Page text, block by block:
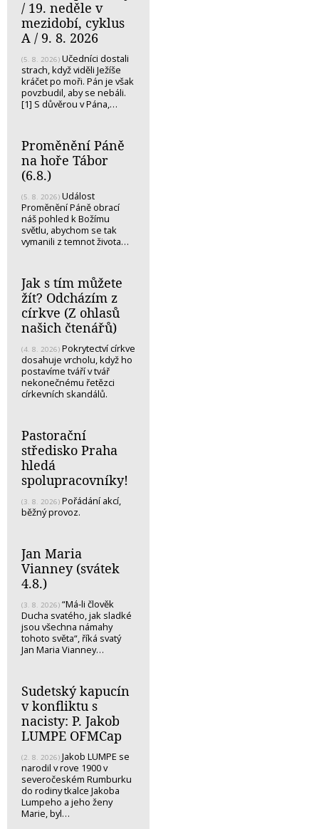
/ 19. neděle v
mezidobí, cyklus
A / 9. 8. 2026
(5. 8. 2026) Učedníci dostali
strach, když viděli Ježíše
kráčet po moři. Pán je však
povzbudil, aby se nebáli.
[1] S důvěrou v Pána,…
Proměnění Páně
na hoře Tábor
(6.8.)
(5. 8. 2026) Událost
Proměnění Páně obrací
náš pohled k Božímu
světlu, abychom se tak
vymanili z temnot života…
Jak s tím můžete
žít? Odcházím z
církve (Z ohlasů
našich čtenářů)
(4. 8. 2026) Pokrytectví církve
dosahuje vrcholu, když ho
postavíme tváří v tvář
nekonečnému řetězci
církevních skandálů.
Pastorační
středisko Praha
hledá
spolupracovníky!
(3. 8. 2026) Pořádání akcí,
běžný provoz.
Jan Maria
Vianney (svátek
4.8.)
(3. 8. 2026) “Má-li člověk
Ducha svatého, jak sladké
jsou všechna námahy
tohoto světa“, říká svatý
Jan Maria Vianney…
Sudetský kapucín
v konfliktu s
nacisty: P. Jakob
LUMPE OFMCap
(2. 8. 2026) Jakob LUMPE se
narodil v rove 1900 v
severočeském Rumburku
do rodiny tkalce Jakoba
Lumpeho a jeho ženy
Marie, byl…